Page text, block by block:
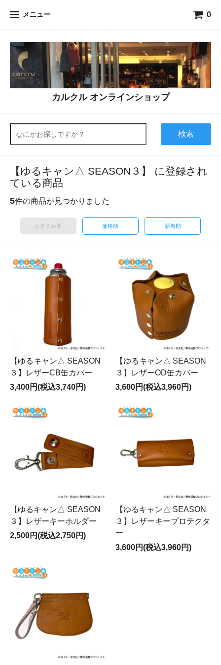
メニュー 0
カルクル オンラインショップ
検索
【ゆるキャン△ SEASON３】 に登録され
ている商品
5件の商品が見つかりました
おすすめ順 価格順 新着順
【ゆるキャン△ SEASON
３】レザーCB缶カバー
3,400円(税込3,740円)
【ゆるキャン△ SEASON
３】レザーOD缶カバー
3,600円(税込3,960円)
【ゆるキャン△ SEASON
３】レザーキーホルダー
2,500円(税込2,750円)
【ゆるキャン△ SEASON
３】レザーキープロテクタ
ー
3,600円(税込3,960円)